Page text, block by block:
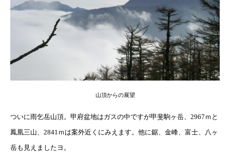
山頂からの展望
ついに雨乞岳山頂。甲府盆地はガスの中ですが甲斐駒ヶ岳、2967ｍと
鳳凰三山、2841ｍは案外近くにみえます。他に鋸、金峰、富士、八ヶ
岳も見えましたヨ。